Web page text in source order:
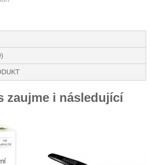
zaujme i následující